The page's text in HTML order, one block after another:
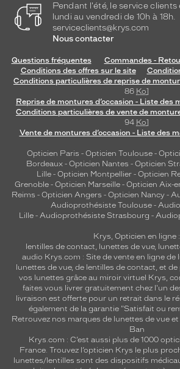
Pendant l'été, le service
lundi au vendredi de 10h à 18h.
serviceclients@krys.com
Nous contacter
Questions fréquentes
Commandes -
Conditions des offres sur le site
Conditions particulières de reprise de
86 Ko]
Reprise de montures d’occasion - Liste des
Conditions particulières de vente de
94 Ko]
Vente de montures d’occasion - Liste des
Opticien Paris - Opticien Toulouse-
Bordeaux- Opticien Nantes - Opticien
Lille - Opticien Montpellier - Opticien
Grenoble - Opticien Marseille - Opticien Aix-
Reims - Opticien Angers - Opticien Nancy -
Audioprothésiste Toulouse-
Lille- Audioprothésiste Strasbourg -
Krys, Opticien en ligne :
lentilles de contact lunettes de vue,
audio Krys.com : Site de vente en ligne de
lunettes de vue, de lentilles de contact , et
vos lunettes grâce au miroir virtuel Krys,
faites vous livrer gratuitement chez l'un
livraison est offerte pour un retrait dans le
également de la garantie "Satisfait ou
Retrouvez nos marques de lunettes de vue et
Ban
Krys.com : C’est aussi plus de 1000
France. Trouvez l’opticien Krys le plus
lunettes/lentilles sont des dispositifs